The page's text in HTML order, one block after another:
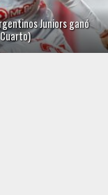
Juniors ganó